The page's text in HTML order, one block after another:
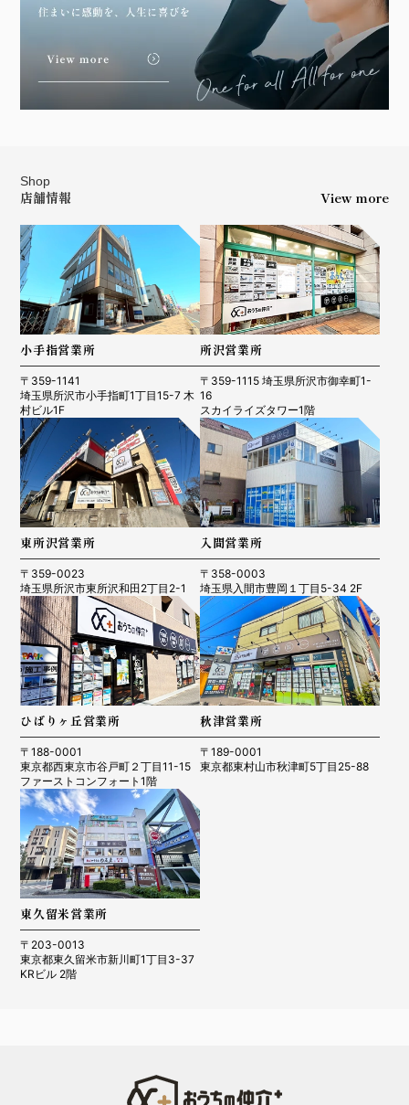
Shop
店舗情報 View more
小手指営業所
〒359-1141
埼玉県所沢市小手指町1丁目15-7 木
村ビル1F
所沢営業所
〒359-1115 埼玉県所沢市御幸町1-
16
スカイライズタワー1階
東所沢営業所
〒359-0023
埼玉県所沢市東所沢和田2丁目2-1
入間営業所
〒358-0003
埼玉県入間市豊岡１丁目5-34 2F
ひばりヶ丘営業所
〒188-0001
東京都西東京市谷戸町２丁目11-15
ファーストコンフォート1階
秋津営業所
〒189-0001
東京都東村山市秋津町5丁目25-88
東久留米営業所
〒203-0013
東京都東久留米市新川町1丁目3-37
KRビル 2階